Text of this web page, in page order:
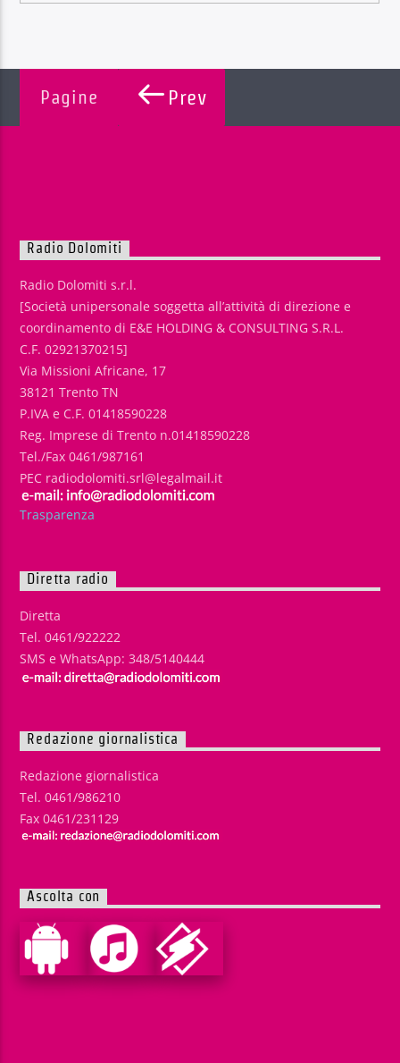
Pagine Prev
Radio Dolomiti
Radio Dolomiti s.r.l.
[Società unipersonale soggetta all’attività di direzione e
coordinamento di E&E HOLDING & CONSULTING S.R.L.
C.F. 02921370215]
Via Missioni Africane, 17
38121 Trento TN
P.IVA e C.F. 01418590228
Reg. Imprese di Trento n.01418590228
Tel./Fax 0461/987161
PEC radiodolomiti.srl@legalmail.it
Trasparenza
Diretta radio
Diretta
Tel. 0461/922222
SMS e WhatsApp: 348/5140444
Redazione giornalistica
Redazione giornalistica
Tel. 0461/986210
Fax 0461/231129
Ascolta con